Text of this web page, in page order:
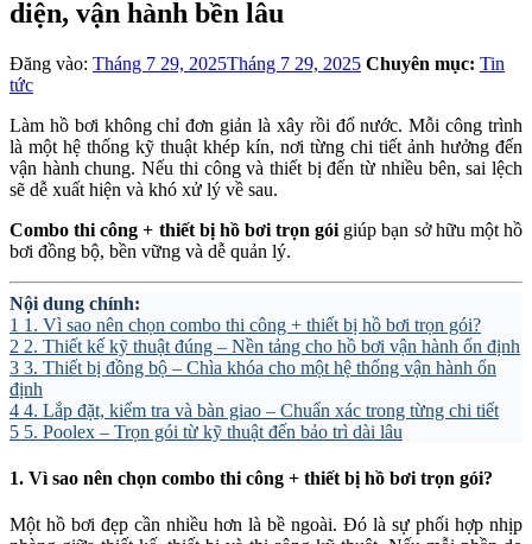
diện, vận hành bền lâu
Đăng vào: Tháng 7 29, 2025Tháng 7 29, 2025 Chuyên mục: Tin
tức
Làm hồ bơi không chỉ đơn giản là xây rồi đổ nước. Mỗi công trình
là một hệ thống kỹ thuật khép kín, nơi từng chi tiết ảnh hưởng đến
vận hành chung. Nếu thi công và thiết bị đến từ nhiều bên, sai lệch
sẽ dễ xuất hiện và khó xử lý về sau.
Combo thi công + thiết bị hồ bơi trọn gói giúp bạn sở hữu một hồ
bơi đồng bộ, bền vững và dễ quản lý.
Nội dung chính:
1 1. Vì sao nên chọn combo thi công + thiết bị hồ bơi trọn gói?
2 2. Thiết kế kỹ thuật đúng – Nền tảng cho hồ bơi vận hành ổn định
3 3. Thiết bị đồng bộ – Chìa khóa cho một hệ thống vận hành ổn
định
4 4. Lắp đặt, kiểm tra và bàn giao – Chuẩn xác trong từng chi tiết
5 5. Poolex – Trọn gói từ kỹ thuật đến bảo trì dài lâu
1. Vì sao nên chọn combo thi công + thiết bị hồ bơi trọn gói?
Một hồ bơi đẹp cần nhiều hơn là bề ngoài. Đó là sự phối hợp nhịp